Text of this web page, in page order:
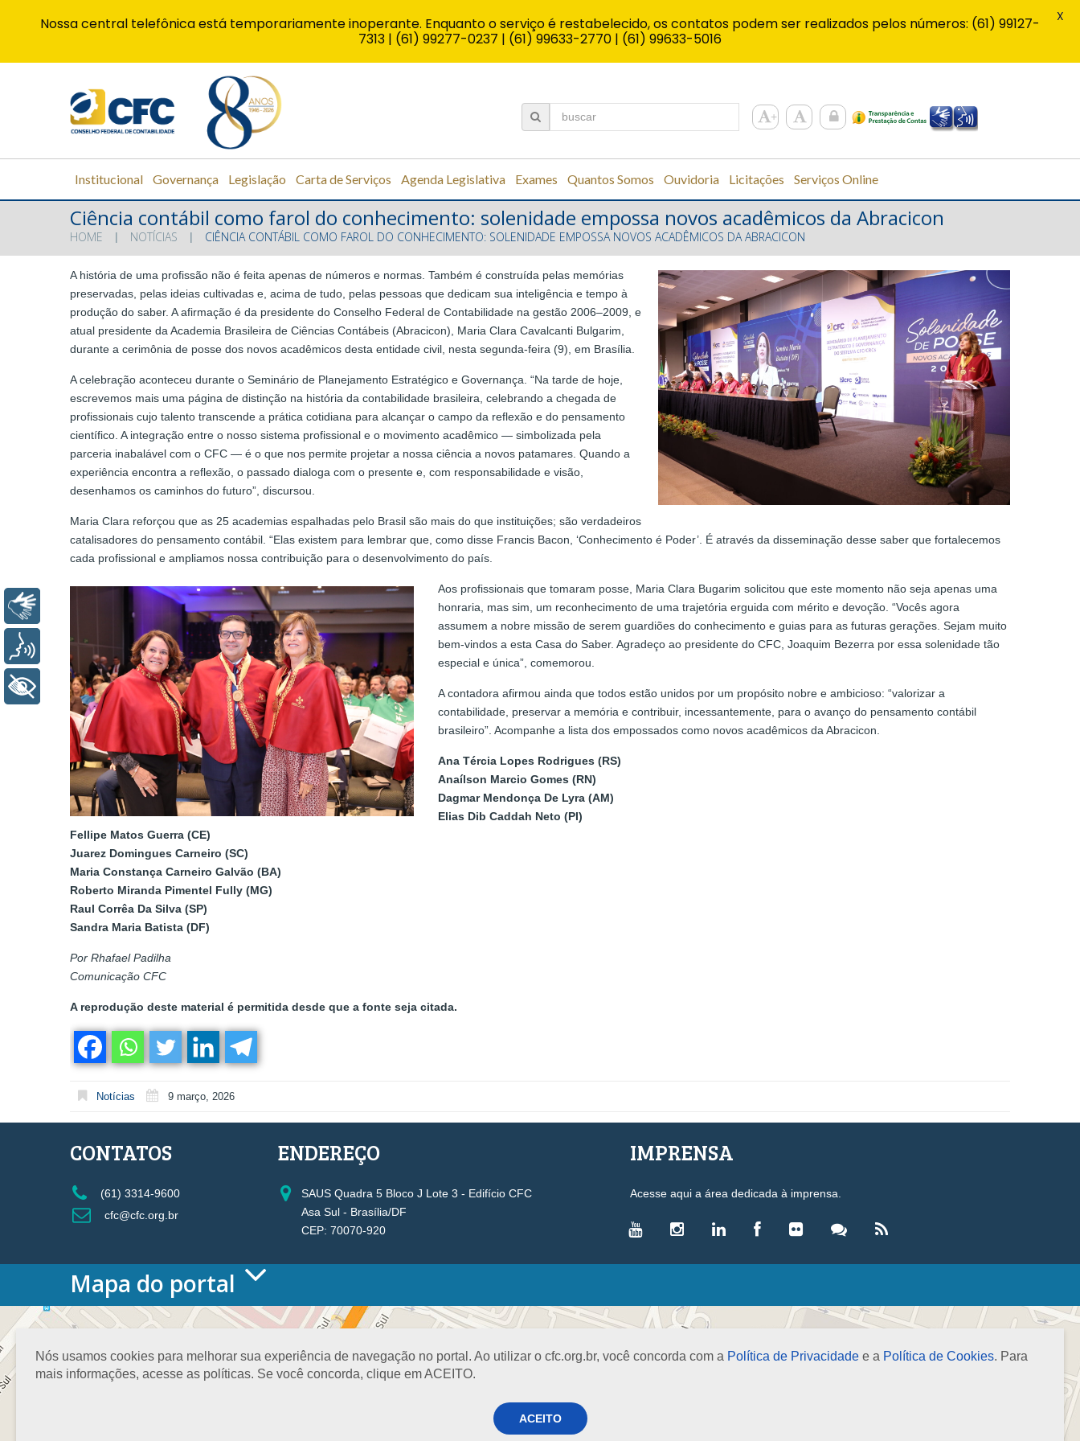
Institucional Governança Legislação Carta de Serviços Agenda Legislativa Exames Quantos Somos Ouvidoria Licitações Serviços Online
Ciência contábil como farol do conhecimento: solenidade empossa novos acadêmicos da Abracicon
HOME NOTÍCIAS CIÊNCIA CONTÁBIL COMO FAROL DO CONHECIMENTO: SOLENIDADE EMPOSSA NOVOS ACADÊMICOS DA ABRACICON
A história de uma profissão não é feita apenas de números e normas. Também é construída pelas memórias
preservadas, pelas ideias cultivadas e, acima de tudo, pelas pessoas que dedicam sua inteligência e tempo à
produção do saber. A afirmação é da presidente do Conselho Federal de Contabilidade na gestão 2006–2009, e
atual presidente da Academia Brasileira de Ciências Contábeis (Abracicon), Maria Clara Cavalcanti Bulgarim,
durante a cerimônia de posse dos novos acadêmicos desta entidade civil, nesta segunda-feira (9), em Brasília.
A celebração aconteceu durante o Seminário de Planejamento Estratégico e Governança. “Na tarde de hoje,
escrevemos mais uma página de distinção na história da contabilidade brasileira, celebrando a chegada de
profissionais cujo talento transcende a prática cotidiana para alcançar o campo da reflexão e do pensamento
científico. A integração entre o nosso sistema profissional e o movimento acadêmico — simbolizada pela
parceria inabalável com o CFC — é o que nos permite projetar a nossa ciência a novos patamares. Quando a
experiência encontra a reflexão, o passado dialoga com o presente e, com responsabilidade e visão,
desenhamos os caminhos do futuro”, discursou.
Maria Clara reforçou que as 25 academias espalhadas pelo Brasil são mais do que instituições; são verdadeiros
catalisadores do pensamento contábil. “Elas existem para lembrar que, como disse Francis Bacon, ‘Conhecimento é Poder’. É através da disseminação desse saber que fortalecemos
cada profissional e ampliamos nossa contribuição para o desenvolvimento do país.
Aos profissionais que tomaram posse, Maria Clara Bugarim solicitou que este momento não seja apenas uma
honraria, mas sim, um reconhecimento de uma trajetória erguida com mérito e devoção. “Vocês agora
assumem a nobre missão de serem guardiões do conhecimento e guias para as futuras gerações. Sejam muito
bem-vindos a esta Casa do Saber. Agradeço ao presidente do CFC, Joaquim Bezerra por essa solenidade tão
especial e única”, comemorou.
A contadora afirmou ainda que todos estão unidos por um propósito nobre e ambicioso: “valorizar a
contabilidade, preservar a memória e contribuir, incessantemente, para o avanço do pensamento contábil
brasileiro”. Acompanhe a lista dos empossados como novos acadêmicos da Abracicon.
Ana Tércia Lopes Rodrigues (RS)
Anaílson Marcio Gomes (RN)
Dagmar Mendonça De Lyra (AM)
Elias Dib Caddah Neto (PI)
Fellipe Matos Guerra (CE)
Juarez Domingues Carneiro (SC)
Maria Constança Carneiro Galvão (BA)
Roberto Miranda Pimentel Fully (MG)
Raul Corrêa Da Silva (SP)
Sandra Maria Batista (DF)
Por Rhafael Padilha
Comunicação CFC
A reprodução deste material é permitida desde que a fonte seja citada.
Notícias 9 março, 2026
Nós usamos cookies para melhorar sua experiência de navegação no portal. Ao utilizar o cfc.org.br, você concorda com a Política de Privacidade e a Política de Cookies. Para
mais informações, acesse as políticas. Se você concorda, clique em ACEITO.
ACEITO
CONTATOS
(61) 3314-9600
cfc@cfc.org.br
ENDEREÇO
SAUS Quadra 5 Bloco J Lote 3 - Edifício CFC
Asa Sul - Brasília/DF
CEP: 70070-920
IMPRENSA
Acesse aqui a área dedicada à imprensa.
Mapa do portal
HOME
O CONSELHO
Conselho Diretor
Nossa Sede
Planejamento
VICE-PRESIDÊNCIAS
Administrativa
Controle Interno
Desenvolvimento Profissional
Fiscalização, Ética e Disciplina
LEGISLAÇÃO
Leis
Decretos-Lei
Nossa central telefônica está temporariamente inoperante. Enquanto o serviço é restabelecido, os contatos podem ser realizados pelos números: (61) 99127-
7313 | (61) 99277-0237 | (61) 99633-2770 | (61) 99633-5016
X
Voz
+ Acessibilidade